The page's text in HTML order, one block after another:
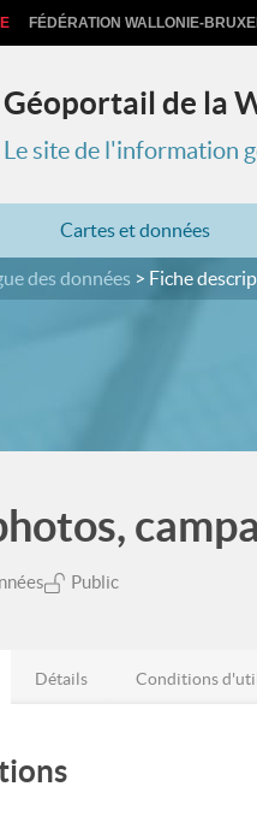
FÉDÉRATION WALLONIE-
Géoportail de la
Le site de l'information
Cartes et données
des données Fiche
Public
Détails Conditions